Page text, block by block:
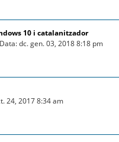
10 i catalanitzador
Data: dc. gen. 03, 2018 8:18 pm
24, 2017 8:34 am